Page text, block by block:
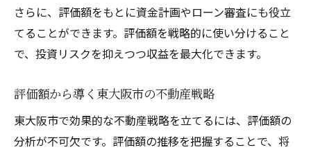
さらに、評価額をもとに資金計画やローン審査にも役立
てることができます。評価額を戦略的に使い分けること
で、投資リスクを抑えつつ収益を最大化できます。
評価額から導く東大阪市の不動産戦略
東大阪市で効果的な不動産戦略を立てるには、評価額の
分析が不可欠です。評価額の推移を把握することで、将